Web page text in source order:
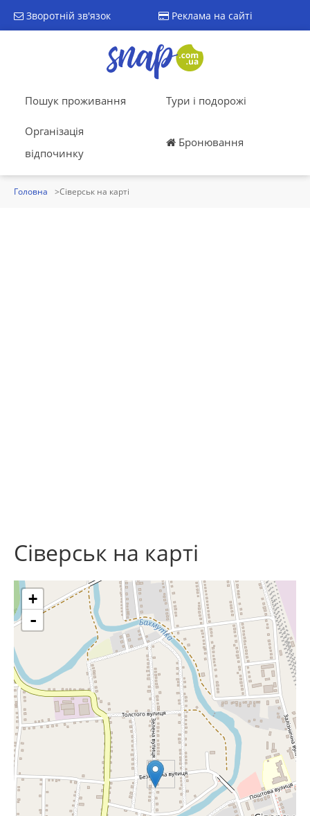
Зворотній зв'язок Реклама на сайті
Пошук проживання Тури і подорожі
Організація
відпочинку
Бронювання
Головна Сіверськ на карті
Сіверськ на карті
+
-